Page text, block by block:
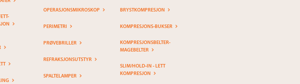
OPERASJONSMIKROSKOP
PERIMETRI
PRØVEBRILLER
REFRAKSJONSUTSTYR
SPALTELAMPER
BRYSTKOMPRESJON
KOMPRESJONS-BUKSER
KOMPRESJONSBELTER-
MAGEBELTER
SLIM/HOLD-IN - LETT
KOMPRESJON